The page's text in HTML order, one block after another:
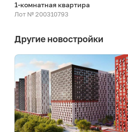
1-комнатная квартира
Лот № 200310793
Другие новостройки